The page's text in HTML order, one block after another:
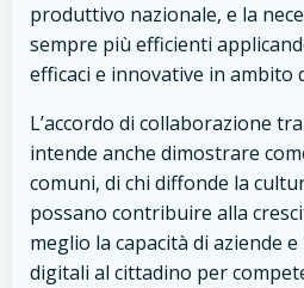
produttivo nazionale, e la
sempre più efficienti
efficaci e innovative in ambito
L’accordo di collaborazione
intende anche dimostrare
comuni, di chi diffonde la
possano contribuire alla
meglio la capacità di aziende
digitali al cittadino per